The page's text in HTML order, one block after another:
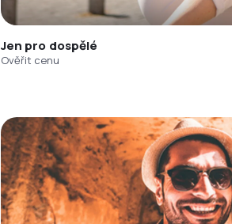
Jen pro dospělé
Ověřit cenu